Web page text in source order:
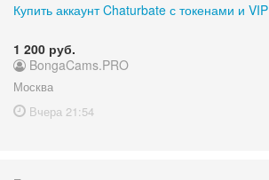
Купить аккаунт Chaturbate с токенами и VIP
1 200 руб.
BongaCams.PRO
Москва
Вчера 21:54